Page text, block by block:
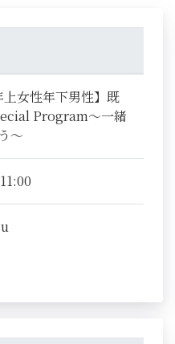
女性年下男性】既
Program～一緒
～